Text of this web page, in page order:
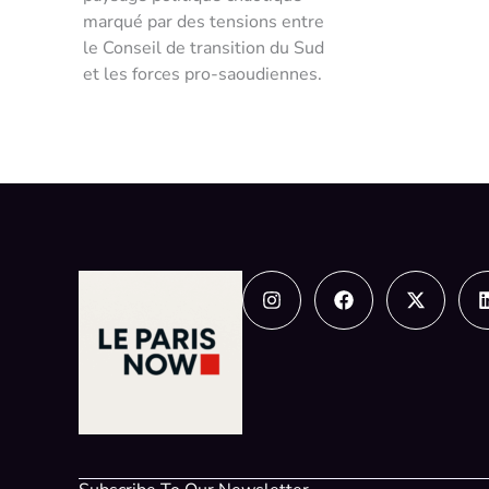
marqué par des tensions entre
le Conseil de transition du Sud
et les forces pro-saoudiennes.
InstagramFacebookX-
twitter